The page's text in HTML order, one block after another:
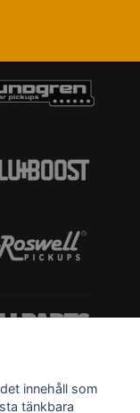
innehåll som
tänkbara